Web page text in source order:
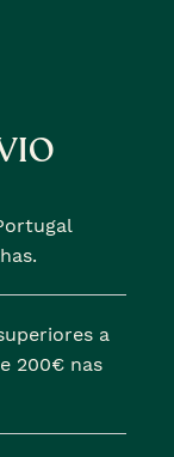
a
200€ nas